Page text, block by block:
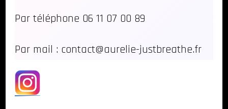
Par téléphone 06 11 07 00 89
Par mail : contact@aurelie-justbreathe.fr